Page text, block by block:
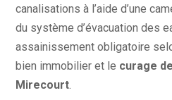
canalisations à l’aide d’une
du système d’évacuation des
assainissement obligatoire
bien immobilier et le curage
Mirecourt.